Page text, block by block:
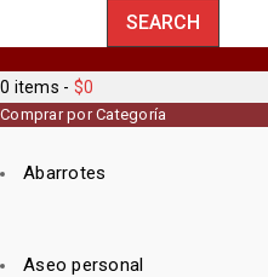
0 items - $0
Comprar por Categoría
Abarrotes
Aseo personal